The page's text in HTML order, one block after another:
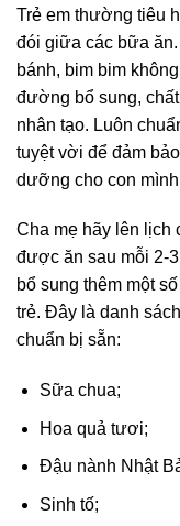
Trẻ em thường tiêu
đói giữa các bữa
bánh, bim bim
đường bổ sung,
nhân tạo. Luôn
tuyệt vời để đảm
dưỡng cho con
Cha mẹ hãy lên lịch
được ăn sau mỗi 2-
bổ sung thêm một
trẻ. Đây là danh
chuẩn bị sẵn:
Sữa chua;
Hoa quả tươi;
Đậu nành Nhật
Sinh tố;